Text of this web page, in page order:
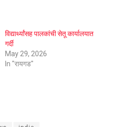
विद्यार्थ्यांसह पालकांची सेतू कार्यालयात
गर्दी
May 29, 2026
In "रायगड"